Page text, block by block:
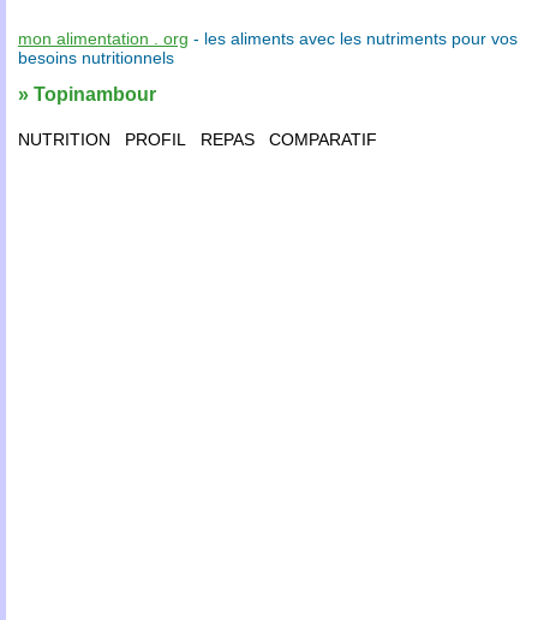
mon alimentation . org - les aliments avec les nutriments pour vos
besoins nutritionnels
» Topinambour
NUTRITION PROFIL REPAS COMPARATIF